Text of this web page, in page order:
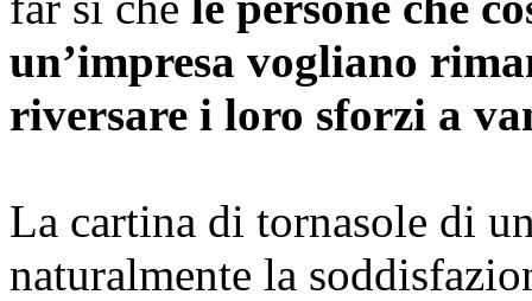
un’impresa vogliano
riversare i loro sforzi a
La cartina di tornasole di
naturalmente la